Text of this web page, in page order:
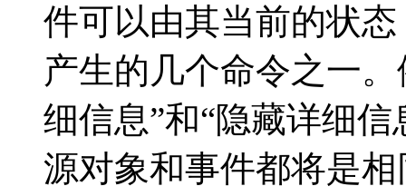
件可以由其当前的状
产生的几个命令之一
细信息”和“隐藏详细
源对象和事件都将是